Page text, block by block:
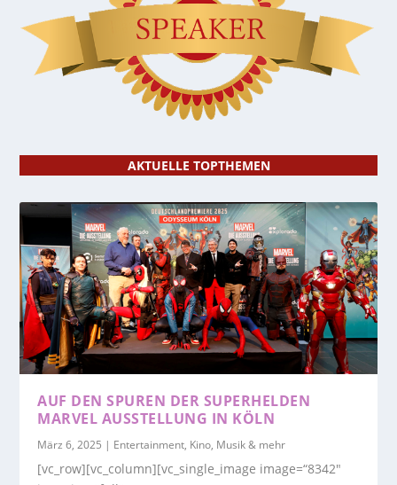
AKTUELLE TOPTHEMEN
AUF DEN SPUREN DER SUPERHELDEN
MARVEL AUSSTELLUNG IN KÖLN
März 6, 2025 | Entertainment, Kino, Musik & mehr
[vc_row][vc_column][vc_single_image image=“8342″